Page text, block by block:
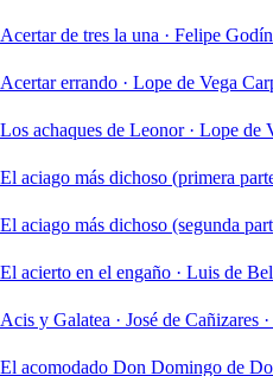
Acertar de tres la una · Felipe
Acertar errando · Lope de Vega
Los achaques de Leonor · Lope de
El aciago más dichoso (primera
El aciago más dichoso (segunda
El acierto en el engaño · Luis de
Acis y Galatea · José de Cañizares ·
El acomodado Don Domingo de